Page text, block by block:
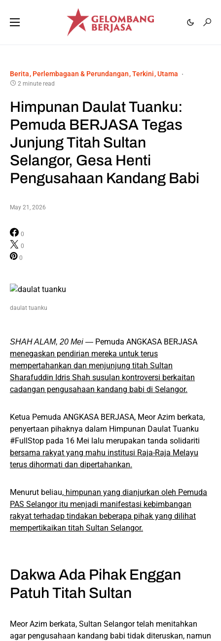
Berita Perlembagaan & Perundangan Terkini Utama
2 minute read
Himpunan Daulat Tuanku:
Pemuda BERJASA Tegas
Junjung Titah Sultan
Selangor, Gesa Henti
Pengusahaan Kandang Babi
May 21, 2026
0
0
0
daulat tuanku
SHAH ALAM, 20 Mei — Pemuda ANGKASA BERJASA
menegaskan pendirian mereka untuk terus
mempertahankan dan menjunjung titah Sultan
Sharafuddin Idris Shah susulan kontroversi berkaitan
cadangan pengusahaan kandang babi di Selangor.
Ketua Pemuda ANGKASA BERJASA, Meor Azim berkata,
penyertaan pihaknya dalam Himpunan Daulat Tuanku
#FullStop pada 16 Mei lalu merupakan tanda solidariti
bersama rakyat yang mahu institusi Raja-Raja Melayu
terus dihormati dan dipertahankan.
Menurut beliau, himpunan yang dianjurkan oleh Pemuda
PAS Selangor itu menjadi manifestasi kebimbangan
rakyat terhadap tindakan beberapa pihak yang dilihat
mempertikaikan titah Sultan Selangor.
Dakwa Ada Pihak Enggan
Patuh Titah Sultan
Meor Azim berkata, Sultan Selangor telah menitahkan
agar pengusahaan kandang babi tidak diteruskan, namun